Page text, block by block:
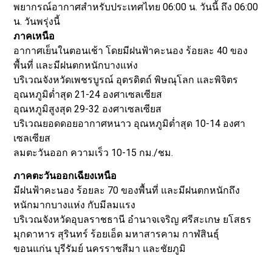
พยากรณ์อากาศสำหรับประเทศไทย 06:00 น. วันนี้ ถึง 06:00
น. วันพรุ่งนี้
ภาคเหนือ
อากาศเย็นในตอนเช้า โดยมีฝนฟ้าคะนอง ร้อยละ 40 ของ
พื้นที่ และมีฝนตกหนักบางแห่ง
บริเวณจังหวัดเพชรบูรณ์ อุตรดิตถ์ พิษณุโลก และพิจิตร
อุณหภูมิต่ำสุด 21-24 องศาเซลเซียส
อุณหภูมิสูงสุด 29-32 องศาเซลเซียส
บริเวณยอดดอยอากาศหนาว อุณหภูมิต่ำสุด 10-14 องศา
เซลเซียส
ลมตะวันออก ความเร็ว 10-15 กม./ชม.
ภาคตะวันออกเฉียงเหนือ
มีฝนฟ้าคะนอง ร้อยละ 70 ของพื้นที่ และมีฝนตกหนักถึง
หนักมากบางแห่ง กับมีลมแรง
บริเวณจังหวัดอุบลราชธานี อำนาจเจริญ ศรีสะเกษ ยโสธร
มุกดาหาร สุรินทร์ ร้อยเอ็ด มหาสารคาม กาฬสินธุ์
ขอนแก่น บุรีรัมย์ นครราชสีมา และชัยภูมิ